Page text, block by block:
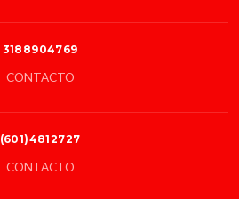
3188904769
CONTACTO
(601)4812727
CONTACTO